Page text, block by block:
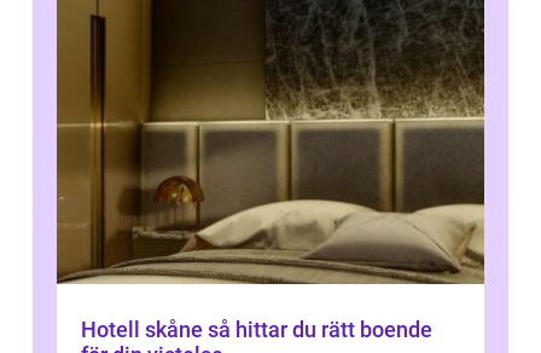
Hotell skåne så hittar du rätt boende